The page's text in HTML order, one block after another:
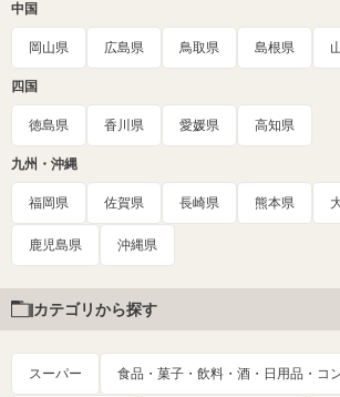
中国
岡山県 広島県 鳥取県 島根県
四国
徳島県 香川県 愛媛県 高知県
九州・沖縄
福岡県 佐賀県 長崎県 熊本県
鹿児島県 沖縄県
カテゴリから探す
スーパー 食品・菓子・飲料・酒・日用品・コ